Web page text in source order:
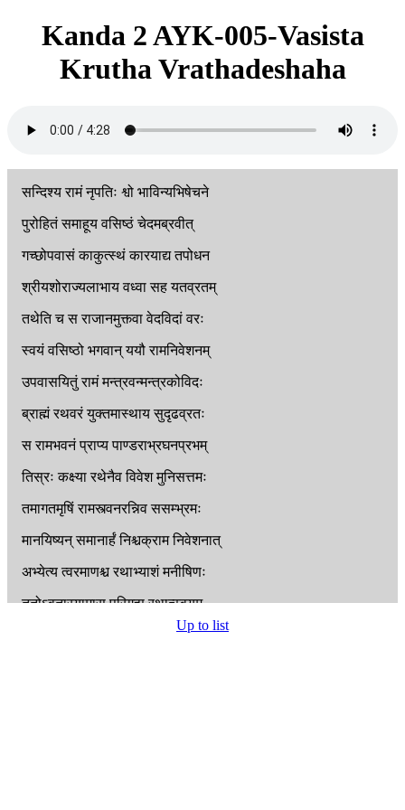
Kanda 2 AYK-005-Vasista
Krutha Vrathadeshaha
सन्दिश्य रामं नृपतिः श्वो भाविन्यभिषेचने
पुरोहितं समाहूय वसिष्ठं चेदमब्रवीत्
गच्छोपवासं काकुत्स्थं कारयाद्य तपोधन
श्रीयशोराज्यलाभाय वध्वा सह यतव्रतम्
तथेति च स राजानमुक्त्वा वेदविदां वरः
स्वयं वसिष्ठो भगवान् ययौ रामनिवेशनम्
उपवासयितुं रामं मन्त्रवन्मन्त्रकोविदः
ब्राह्मं रथवरं युक्तमास्थाय सुदृढव्रतः
स रामभवनं प्राप्य पाण्डराभ्रघनप्रभम्
तिस्रः कक्ष्या रथेनैव विवेश मुनिसत्तमः
तमागतमृषिं रामस्त्वनरन्निव ससम्भ्रमः
मानयिष्यन् समानार्हं निश्चक्राम निवेशनात्
अभ्येत्य त्वरमाणश्च रथाभ्याशं मनीषिणः
ततोऽवतारयामास परिगृह्य रथात्स्वयम्
सम्भाष्याभिप्रसाद्य च
Up to list